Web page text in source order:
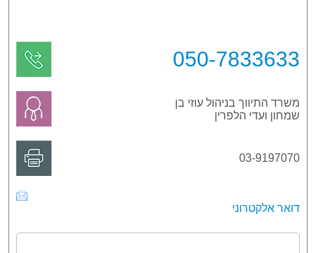
050-7833633
משרד התיווך בניהול עוזי בן
שמחון ועדי הלפרין
03-9197070
דואר אלקטרוני